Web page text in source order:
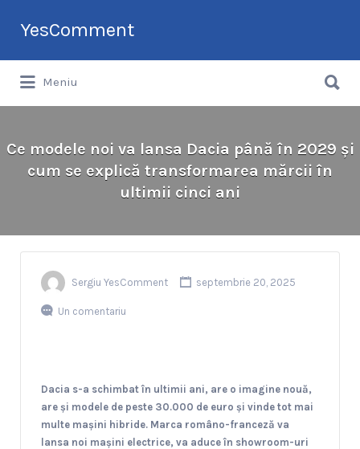
YesComment
Tu faci topul companiilor din România
for:
Meniu
for:
Ce modele noi va lansa Dacia până în 2029 și
cum se explică transformarea mărcii în
ultimii cinci ani
Sergiu YesComment septembrie 20, 2025
Un comentariu
Dacia s-a schimbat în ultimii ani, are o imagine nouă,
are și modele de peste 30.000 de euro și vinde tot mai
multe mașini hibride. Marca româno-franceză va
lansa noi mașini electrice, va aduce în showroom-uri